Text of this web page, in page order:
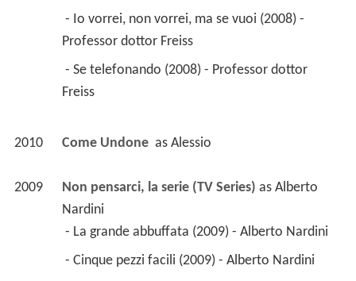
Professor dottor Freiss
Freiss
2010 Come Undone as Alessio
2009 Non pensarci, la serie (TV Series) as Alberto
Nardini
- La grande abbuffata (2009) - Alberto Nardini
- Cinque pezzi facili (2009) - Alberto Nardini